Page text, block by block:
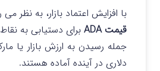
با افزایش اعتماد بازار، به نظر
قیمت ADA
برای دستیابی به
دلاری در آینده آماده هستند.